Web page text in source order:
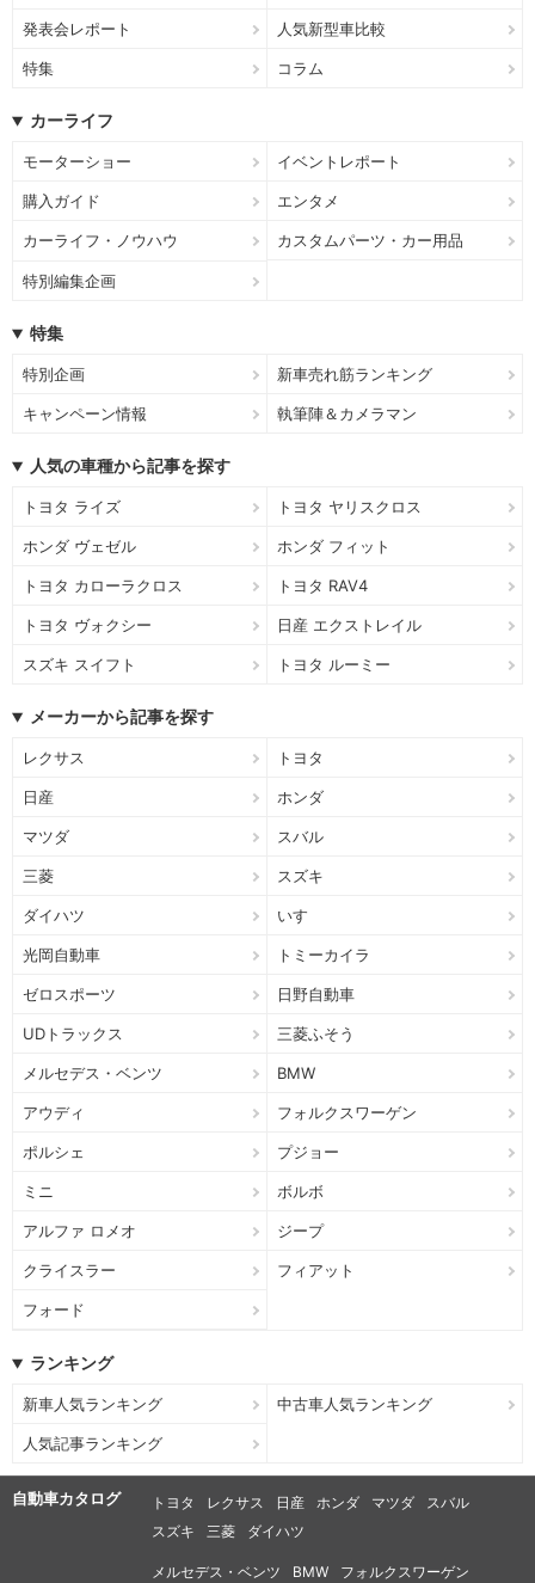
発表会レポート 人気新型車比較
特集 コラム
カーライフ
モーターショー イベントレポート
購入ガイド エンタメ
カーライフ・ノウハウ カスタムパーツ・カー用品
特別編集企画
特集
特別企画 新車売れ筋ランキング
キャンペーン情報 執筆陣＆カメラマン
人気の車種から記事を探す
トヨタ ライズ トヨタ ヤリスクロス
ホンダ ヴェゼル ホンダ フィット
トヨタ カローラクロス トヨタ RAV4
トヨタ ヴォクシー 日産 エクストレイル
スズキ スイフト トヨタ ルーミー
メーカーから記事を探す
レクサス トヨタ
日産 ホンダ
マツダ スバル
三菱 スズキ
ダイハツ いすゞ
光岡自動車 トミーカイラ
ゼロスポーツ 日野自動車
UDトラックス 三菱ふそう
メルセデス・ベンツ BMW
アウディ フォルクスワーゲン
ポルシェ プジョー
ミニ ボルボ
アルファ ロメオ ジープ
クライスラー フィアット
フォード
ランキング
新車人気ランキング 中古車人気ランキング
人気記事ランキング
自動車カタログ トヨタ レクサス 日産 ホンダ マツダ
スバル
スズキ
三菱 ダイハツ
メルセデス・ベンツ BMW
フォルクスワーゲン